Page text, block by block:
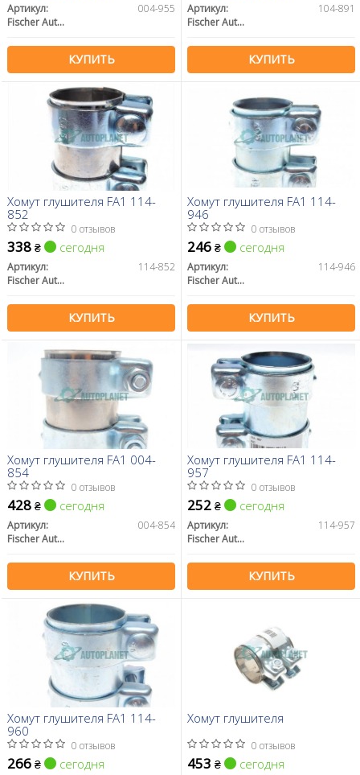
Артикул:
004-955
Fischer Automotive One (FA1)
КУПИТЬ
Артикул:
104-891
Fischer Automotive One (FA1)
КУПИТЬ
Хомут глушителя FA1 114-
852
0 отзывов
338 ₴ сегодня
Артикул:
114-852
Fischer Automotive One (FA1)
КУПИТЬ
Хомут глушителя FA1 114-
946
0 отзывов
246 ₴ сегодня
Артикул:
114-946
Fischer Automotive One (FA1)
КУПИТЬ
Хомут глушителя FA1 004-
854
0 отзывов
428 ₴ сегодня
Артикул:
004-854
Fischer Automotive One (FA1)
КУПИТЬ
Хомут глушителя FA1 114-
957
0 отзывов
252 ₴ сегодня
Артикул:
114-957
Fischer Automotive One (FA1)
КУПИТЬ
Хомут глушителя FA1 114-
960
0 отзывов
266 ₴ сегодня
Хомут глушителя
0 отзывов
453 ₴ сегодня